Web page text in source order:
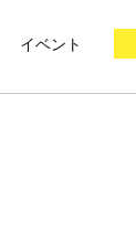
イベント